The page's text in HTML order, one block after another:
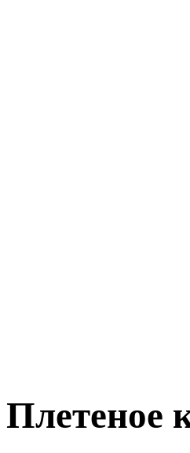
Плетеное